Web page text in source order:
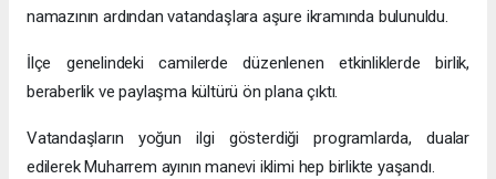
namazının ardından vatandaşlara aşure ikramında bulunuldu.
İlçe genelindeki camilerde düzenlenen etkinliklerde birlik,
beraberlik ve paylaşma kültürü ön plana çıktı.
Vatandaşların yoğun ilgi gösterdiği programlarda, dualar
edilerek Muharrem ayının manevi iklimi hep birlikte yaşandı.